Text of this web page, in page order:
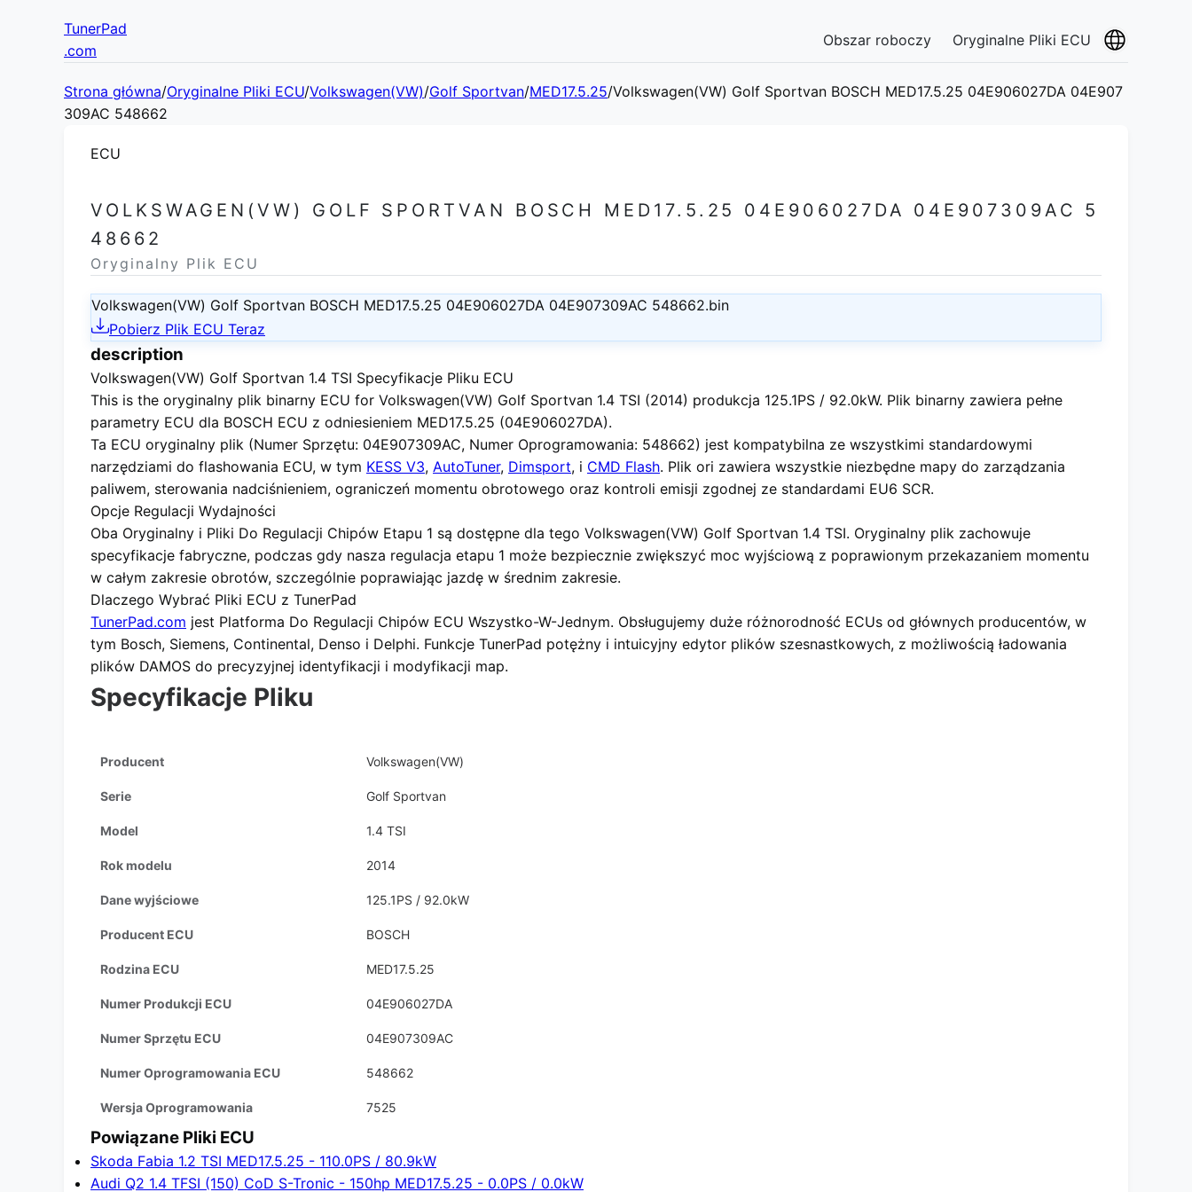
TunerPad
.com
Obszar roboczy Oryginalne Pliki ECU
Strona główna/Oryginalne Pliki ECU/Volkswagen(VW)/Golf Sportvan/MED17.5.25/Volkswagen(VW) Golf Sportvan BOSCH MED17.5.25 04E906027DA 04E907
309AC 548662
ECU
VOLKSWAGEN(VW) GOLF SPORTVAN BOSCH MED17.5.25 04E906027DA 04E907309AC 5
48662
Oryginalny Plik ECU
Volkswagen(VW) Golf Sportvan BOSCH MED17.5.25 04E906027DA 04E907309AC 548662.bin
Pobierz Plik ECU Teraz
description
Volkswagen(VW) Golf Sportvan 1.4 TSI Specyfikacje Pliku ECU
This is the oryginalny plik binarny ECU for Volkswagen(VW) Golf Sportvan 1.4 TSI (2014) produkcja 125.1PS / 92.0kW. Plik binarny zawiera pełne
parametry ECU dla BOSCH ECU z odniesieniem MED17.5.25 (04E906027DA).
Ta ECU oryginalny plik (Numer Sprzętu: 04E907309AC, Numer Oprogramowania: 548662) jest kompatybilna ze wszystkimi standardowymi
narzędziami do flashowania ECU, w tym KESS V3, AutoTuner, Dimsport, i CMD Flash. Plik ori zawiera wszystkie niezbędne mapy do zarządzania
paliwem, sterowania nadciśnieniem, ograniczeń momentu obrotowego oraz kontroli emisji zgodnej ze standardami EU6 SCR.
Opcje Regulacji Wydajności
Oba Oryginalny i Pliki Do Regulacji Chipów Etapu 1 są dostępne dla tego Volkswagen(VW) Golf Sportvan 1.4 TSI. Oryginalny plik zachowuje
specyfikacje fabryczne, podczas gdy nasza regulacja etapu 1 może bezpiecznie zwiększyć moc wyjściową z poprawionym przekazaniem momentu
w całym zakresie obrotów, szczególnie poprawiając jazdę w średnim zakresie.
Dlaczego Wybrać Pliki ECU z TunerPad
TunerPad.com jest Platforma Do Regulacji Chipów ECU Wszystko-W-Jednym. Obsługujemy duże różnorodność ECUs od głównych producentów, w
tym Bosch, Siemens, Continental, Denso i Delphi. Funkcje TunerPad potężny i intuicyjny edytor plików szesnastkowych, z możliwością ładowania
plików DAMOS do precyzyjnej identyfikacji i modyfikacji map.
Specyfikacje Pliku
Producent Volkswagen(VW)
Serie Golf Sportvan
Model 1.4 TSI
Rok modelu 2014
Dane wyjściowe 125.1PS / 92.0kW
Producent ECU BOSCH
Rodzina ECU MED17.5.25
Numer Produkcji ECU 04E906027DA
Numer Sprzętu ECU 04E907309AC
Numer Oprogramowania ECU 548662
Wersja Oprogramowania 7525
Powiązane Pliki ECU
Skoda Fabia 1.2 TSI MED17.5.25 - 110.0PS / 80.9kW
Audi Q2 1.4 TFSI (150) CoD S-Tronic - 150hp MED17.5.25 - 0.0PS / 0.0kW